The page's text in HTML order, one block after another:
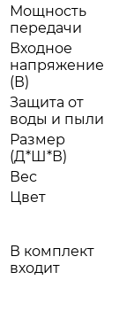
Мощность
передачи
Входное
напряжение
(В)
Защита от
воды и пыли
Размер
(Д*Ш*В)
Вес
Цвет
В комплект
входит